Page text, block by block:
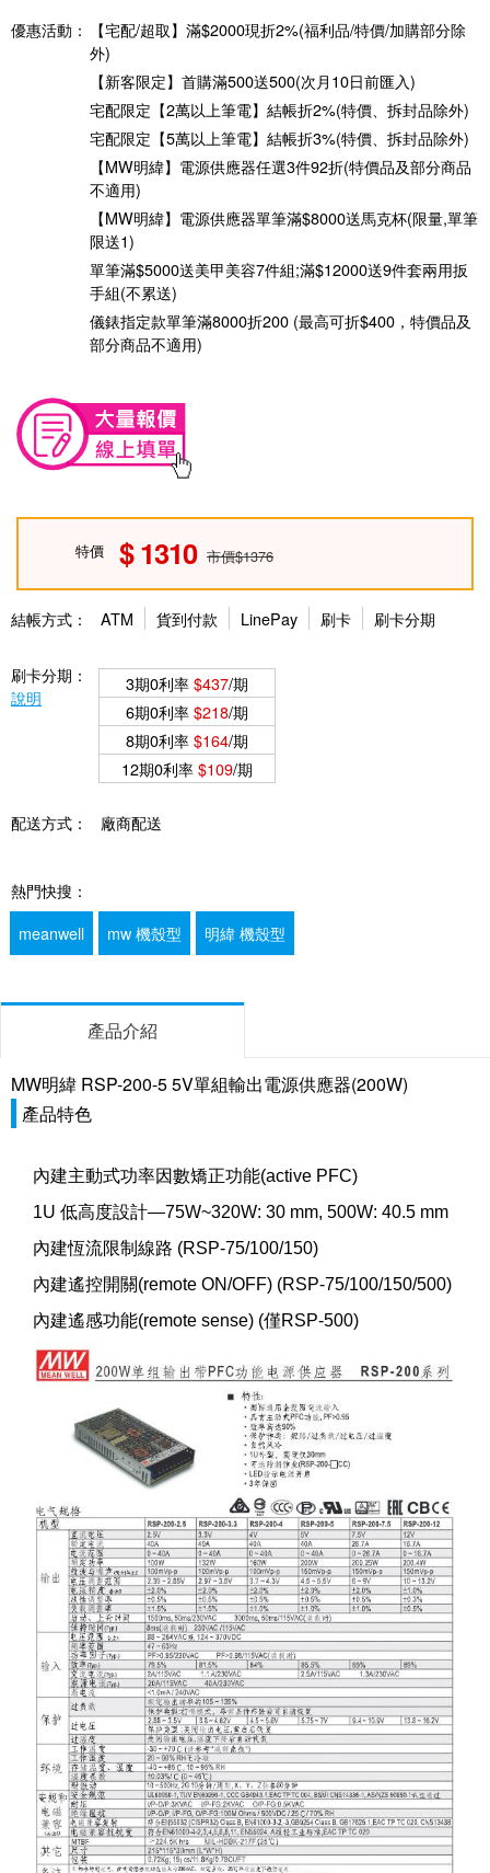
優惠活動：
【宅配/超取】滿$2000現折2%(福利品/特價/加購部分除
外)
【新客限定】首購滿500送500(次月10日前匯入)
宅配限定【2萬以上筆電】結帳折2%(特價、拆封品除外)
宅配限定【5萬以上筆電】結帳折3%(特價、拆封品除外)
【MW明緯】電源供應器任選3件92折(特價品及部分商品
不適用)
【MW明緯】電源供應器單筆滿$8000送馬克杯(限量,單筆
限送1)
單筆滿$5000送美甲美容7件組;滿$12000送9件套兩用扳
手組(不累送)
儀錶指定款單筆滿8000折200 (最高可折$400，特價品及
部分商品不適用)
特價 1310 市價$1376
結帳方式： ATM 貨到付款 LinePay 刷卡 刷卡分期
刷卡分期：
說明
3期0利率$437/期
6期0利率$218/期
8期0利率$164/期
12期0利率$109/期
配送方式： 廠商配送
熱門快搜：
meanwell
mw 機殼型 明緯 機殼型
產品介紹
MW明緯 RSP-200-5 5V單組輸出電源供應器(200W)
產品特色
內建主動式功率因數矯正功能(active PFC)
1U 低高度設計—75W~320W: 30 mm, 500W: 40.5 mm
內建恆流限制線路 (RSP-75/100/150)
內建遙控開關(remote ON/OFF) (RSP-75/100/150/500)
內建遙感功能(remote sense) (僅RSP-500)